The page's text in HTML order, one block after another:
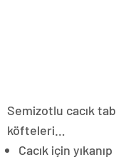
Semizotlu cacık
köfteleri…
Cacık için